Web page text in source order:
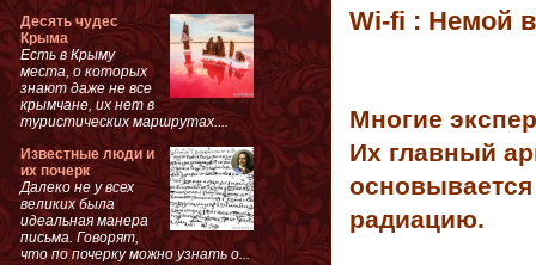
Wi-fi : Немой
Многие
Их главный
радиацию.
Десять чудес
Крыма
Есть в Крыму
места, о которых
знают даже не все
крымчане, их нет в
туристических маршрутах....
Известные люди и
их почерк
Далеко не у всех
великих была
идеальная манера
письма. Говорят,
что по почерку можно узнать о...